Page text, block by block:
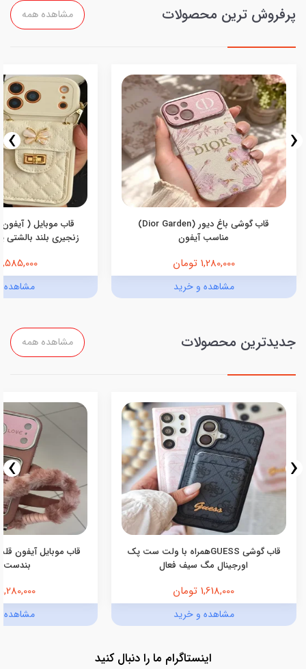
پرفروش ترین محصولات مشاهده همه
قاب گوشی باغ دیور (Dior Garden)
مناسب آیفون
1,280,000 تومان
مشاهده و خرید
قاب موبایل (
زنجیری بلند بالشتی
1,585,000 تومان
مشاهده
‹
›
جدیدترین محصولات مشاهده همه
قاب گوشی GUESSهمراه با ولت ست پک
اورجینال مگ سیف فعال
1,618,000 تومان
مشاهده و خرید
قاب موبایل آیفون
1,280,000 تومان
مشاهده
‹
›
اینستاگرام ما را دنبال کنید